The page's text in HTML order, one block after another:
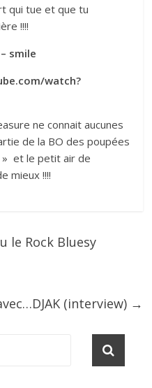
qui tue et que tu
!!!!
smile
watch?
ne connait aucunes
de la BO des poupées
» et le petit air de
mieux !!!!
le Rock Bluesy
(interview) →